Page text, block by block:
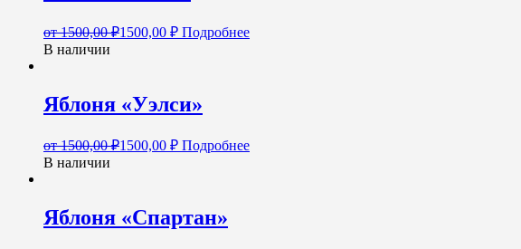
от1500,00₽1500,00 ₽ Подробнее
В наличии
Яблоня «Уэлси»
от1500,00₽1500,00 ₽ Подробнее
В наличии
Яблоня «Спартан»